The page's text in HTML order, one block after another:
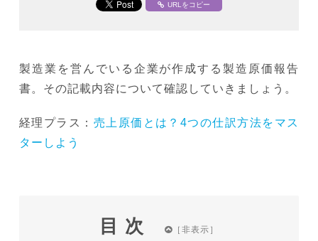
URLをコピー
製造業を営んでいる企業が作成する製造原価報告
書。その記載内容について確認していきましょう。
経理プラス： 売上原価とは？4つの仕訳方法をマス
ターしよう
目次